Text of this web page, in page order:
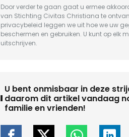
Door verder te gaan gaat u ermee
van Stichting Civitas Christiana te
privacybeleid leggen we uit hoe we uw
beschermen en gebruiken. U kunt op elk
uitschrijven.
U bent onmisbaar in deze
daarom dit artikel vandaag
familie en vrienden!